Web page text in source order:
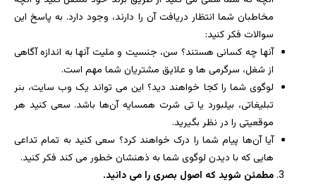
مخاطبان شما انتظار دریافت آن را دارند، وجود دارد. به پاسخ این
سوالات فکر کنید:
آنها چه کسانی هستند؟ سن، جنسیت و ملیت آنها به اندازه آگاهی
از شغل، سرگرمی ها و علایق مشتریان شما مهم است.
لوگوی شما را کجا خواهند دید؟ این می تواند یک وب سایت، بنر
تبلیغاتی، بیلبورد یا تی شرت همسایه آن‌ها باشد. سعی کنید هر
موقعیتی را در نظر بگیرید.
آیا آن‌ها پیام شما را درک خواهند کرد؟ سعی کنید به تمام تداعی
هایی که با دیدن لوگوی شما به ذهنشان خطور می کند فکر کنید.
مطمئن شوید که اصول بصری را می دانید.